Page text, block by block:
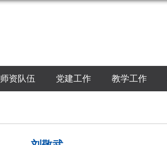
师资队伍 党建工作 教学工作